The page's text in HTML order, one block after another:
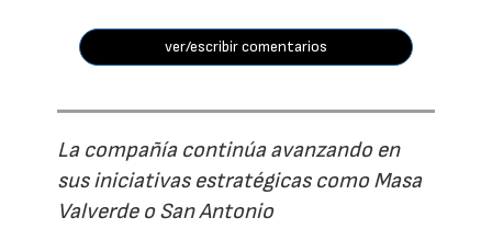
ver/escribir comentarios
La compañía continúa avanzando en
sus iniciativas estratégicas como Masa
Valverde o San Antonio